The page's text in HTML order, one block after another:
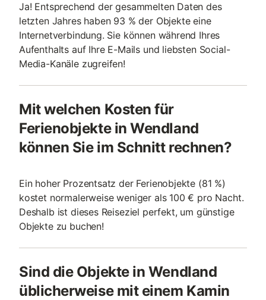
Ja! Entsprechend der gesammelten Daten des
letzten Jahres haben 93 % der Objekte eine
Internetverbindung. Sie können während Ihres
Aufenthalts auf Ihre E-Mails und liebsten Social-
Media-Kanäle zugreifen!
Mit welchen Kosten für
Ferienobjekte in Wendland
können Sie im Schnitt rechnen?
Ein hoher Prozentsatz der Ferienobjekte (81 %)
kostet normalerweise weniger als 100 € pro Nacht.
Deshalb ist dieses Reiseziel perfekt, um günstige
Objekte zu buchen!
Sind die Objekte in Wendland
üblicherweise mit einem Kamin